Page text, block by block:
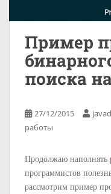
Пример
поиска
27/12/2015
работы
Продолжаю наполнять
программистов
рассмотрим пример